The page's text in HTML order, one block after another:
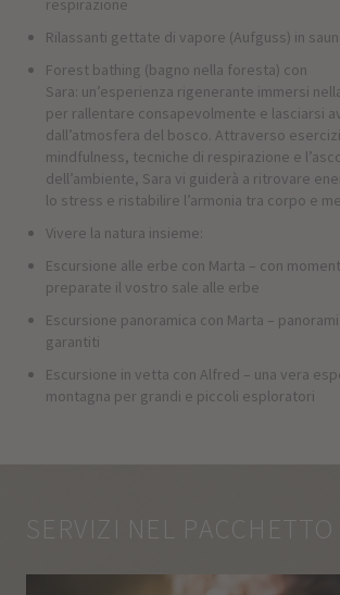
respirazione
Rilassanti gettate di vapore (Aufguss) in
Forest bathing (bagno nella foresta) con
Sara: un’esperienza rigenerante immersi
per rallentare consapevolmente e lasciarsi
dall’atmosfera del bosco. Attraverso
mindfulness, tecniche di respirazione e
dell’ambiente, Sara vi guiderà a ritrovare
lo stress e ristabilire l’armonia tra corpo e
Vivere la natura insieme:
Escursione alle erbe con Marta – con
preparate il vostro sale alle erbe
Escursione panoramica con Marta –
garantiti
Escursione in vetta con Alfred – una vera
montagna per grandi e piccoli esploratori
SERVIZI NEL